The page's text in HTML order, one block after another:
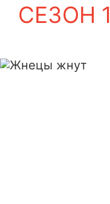
СЕЗОН 1
Жнецы жнут